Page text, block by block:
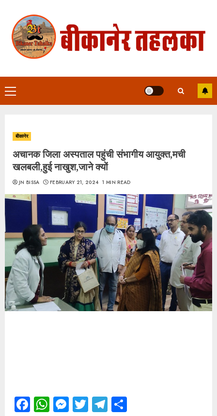
content
Primary
Menu
बीकानेर
अचानक जिला अस्पताल पहुंची संभागीय आयुक्त,मची
खलबली,हुई नाखुश,जाने क्यों
JN BISSA FEBRUARY 21, 2024 1 MIN READ
Facebook
WhatsApp
Messenger
TwitterTelegram